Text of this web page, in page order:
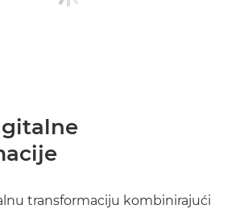
transformaciju kombinirajući